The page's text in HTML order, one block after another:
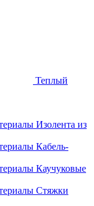
Теплый
Изолента из
Кабель-
Каучуковые
Стяжки